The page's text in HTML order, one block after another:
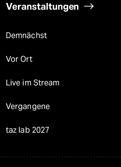
Veranstaltungen
Demnächst
Vor Ort
Live im Stream
Vergangene
taz lab 2027